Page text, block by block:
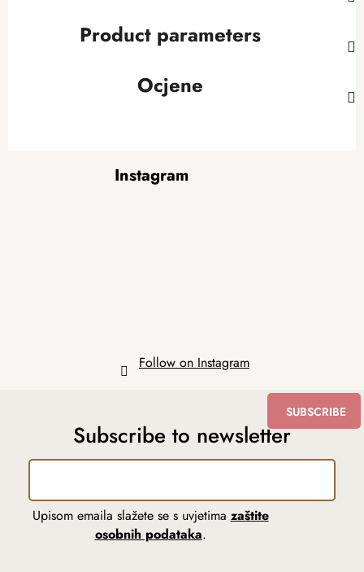
Product parameters
Ocjene
Instagram
Follow on Instagram
Subscribe to newsletter
Upisom emaila slažete se s uvjetima zaštite
osobnih podataka.
SUBSCRIBE